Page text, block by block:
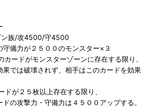
ン族/攻4500/守4500
守備力が２５００のモンスター×３
カードがモンスターゾーンに存在する限り、
果では破壊されず、相手はこのカードを効果
ドが２５枚以上存在する限り、
の攻撃力・守備力は４５００アップする。